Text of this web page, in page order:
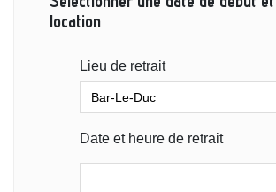
location
Lieu de retrait
Date et heure de retrait